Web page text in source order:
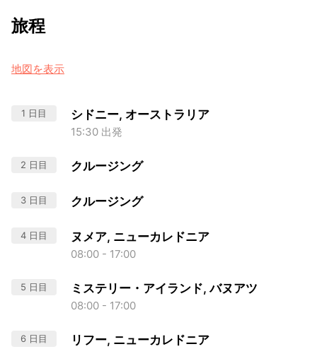
旅程
地図を表示
1 日目 シドニー, オーストラリア
15:30 出発
2 日目 クルージング
3 日目 クルージング
4 日目 ヌメア, ニューカレドニア
08:00 - 17:00
5 日目 ミステリー・アイランド, バヌアツ
08:00 - 17:00
6 日目 リフー, ニューカレドニア